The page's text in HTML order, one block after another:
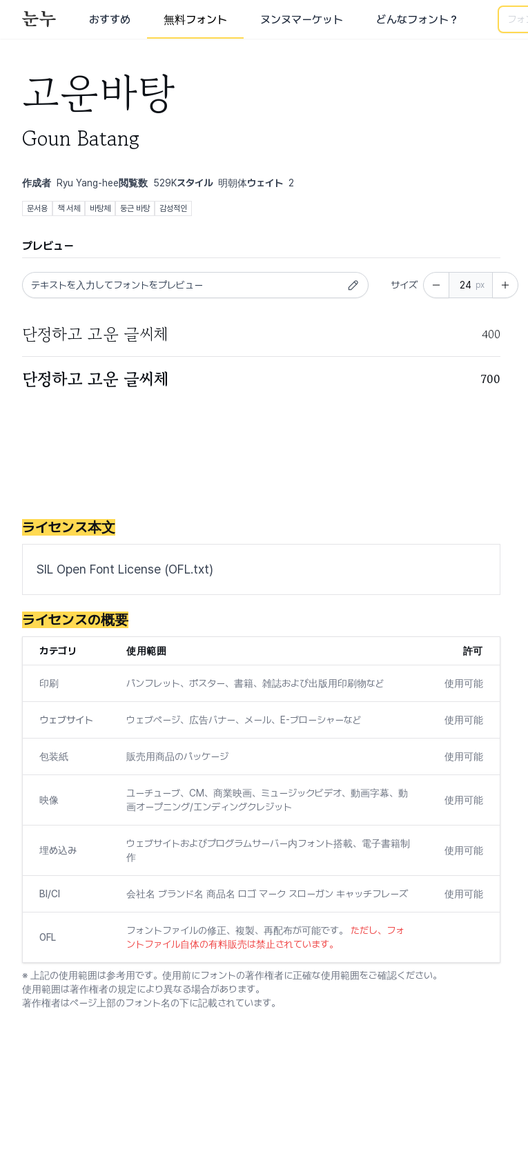
おすすめ 無料フォント ヌンヌマーケット どんなフォント？
検索
고운바탕
Goun Batang
作成者 Ryu Yang-hee閲覧数 529Kスタイル 明朝体ウェイト 2
문서용 책 서체 바탕체 둥근 바탕 감성적인
プレビュー
サイズ px
400
700
ライセンス本文
SIL Open Font License (OFL.txt)
ライセンスの概要
カテゴリ 使用範囲 許可
印刷 パンフレット、ポスター、書籍、雑誌および出版用印刷物など 使用可能
ウェブサイト ウェブページ、広告バナー、メール、E-ブローシャーなど 使用可能
包装紙 販売用商品のパッケージ 使用可能
映像
ユーチューブ、CM、商業映画、ミュージックビデオ、動画字幕、動
画オープニング/エンディングクレジット
使用可能
埋め込み
ウェブサイトおよびプログラムサーバー内フォント搭載、電子書籍制
作
使用可能
BI/CI 会社名 ブランド名 商品名 ロゴ マーク スローガン キャッチフレーズ 使用可能
OFL
フォントファイルの修正、複製、再配布が可能です。 ただし、フォ
ントファイル自体の有料販売は禁止されています。
※ 上記の使用範囲は参考用です。使用前にフォントの著作権者に正確な使用範囲をご確認ください。
使用範囲は著作権者の規定により異なる場合があります。
著作権者はページ上部のフォント名の下に記載されています。